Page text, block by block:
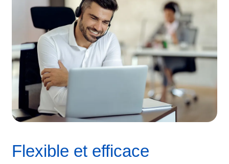
Flexible et efficace